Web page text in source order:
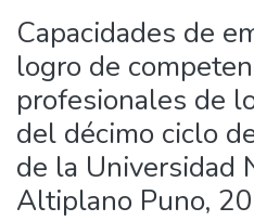
Capacidades de
logro de
profesionales de
del décimo ciclo
de la Universidad
Altiplano Puno,